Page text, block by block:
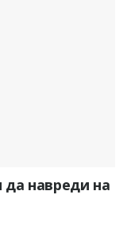
навреди на